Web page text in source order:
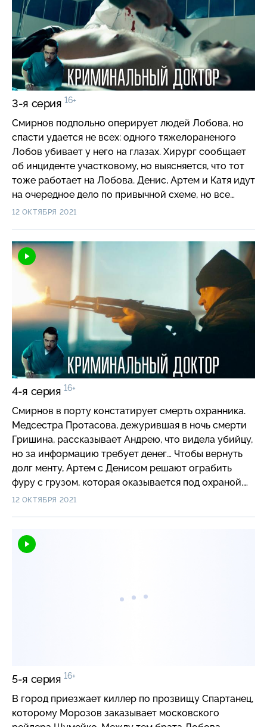
3-я серия 16+
Смирнов подпольно оперирует людей Лобова, но
спасти удается не всех: одного тяжелораненого
Лобов убивает у него на глазах. Хирург сообщает
об инциденте участковому, но выясняется, что тот
тоже работает на Лобова. Денис, Артем и Катя идут
на очередное дело по привычной схеме, но все
планы рушатся: клиент оказывается сотрудником
12 ОКТЯБРЯ 2021
4-я серия 16+
Смирнов в порту констатирует смерть охранника.
Медсестра Протасова, дежурившая в ночь смерти
Гришина, рассказывает Андрею, что видела убийцу,
но за информацию требует денег… Чтобы вернуть
долг менту, Артем с Денисом решают ограбить
фуру с грузом, которая оказывается под охраной.
Артема убивают.
12 ОКТЯБРЯ 2021
5-я серия 16+
В город приезжает киллер по прозвищу Спартанец,
которому Морозов заказывает московского